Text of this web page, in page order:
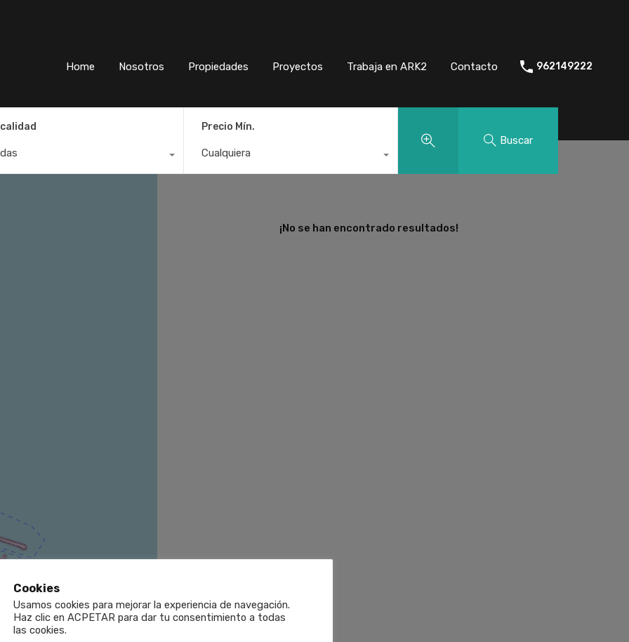
Home Nosotros Propiedades Proyectos Trabaja en ARK2 Contacto 962149222
Precio Mín.
Cualquiera
Buscar
¡No se han encontrado resultados!
Cookies
Usamos cookies para mejorar la experiencia de navegación.
Haz clic en ACPETAR para dar tu consentimiento a todas
las cookies.